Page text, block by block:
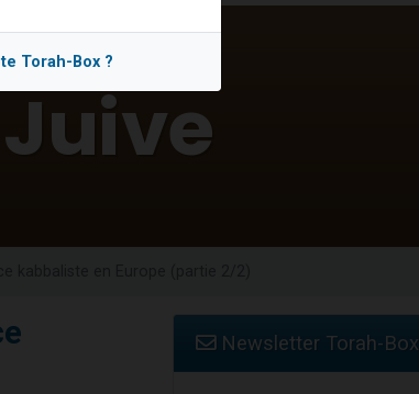
Newsletter Torah-Box
Torah-Box ?